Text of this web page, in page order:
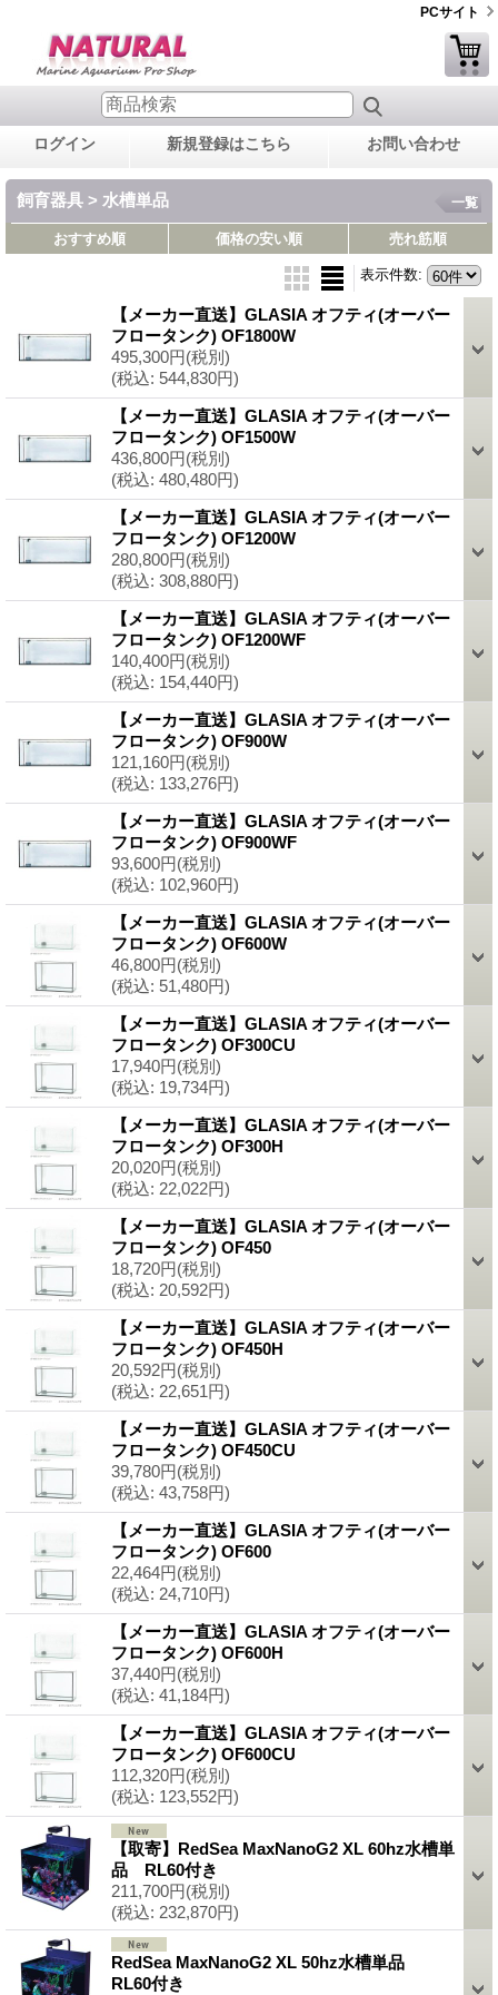
PCサイト
ログイン 新規登録はこちら お問い合わせ
飼育器具 > 水槽単品 一覧
おすすめ順 価格の安い順 売れ筋順
表示件数:
【メーカー直送】GLASIA オフティ(オーバー
フロータンク) OF1800W
495,300円(税別)
(税込: 544,830円)
【メーカー直送】GLASIA オフティ(オーバー
フロータンク) OF1500W
436,800円(税別)
(税込: 480,480円)
【メーカー直送】GLASIA オフティ(オーバー
フロータンク) OF1200W
280,800円(税別)
(税込: 308,880円)
【メーカー直送】GLASIA オフティ(オーバー
フロータンク) OF1200WF
140,400円(税別)
(税込: 154,440円)
【メーカー直送】GLASIA オフティ(オーバー
フロータンク) OF900W
121,160円(税別)
(税込: 133,276円)
【メーカー直送】GLASIA オフティ(オーバー
フロータンク) OF900WF
93,600円(税別)
(税込: 102,960円)
【メーカー直送】GLASIA オフティ(オーバー
フロータンク) OF600W
46,800円(税別)
(税込: 51,480円)
【メーカー直送】GLASIA オフティ(オーバー
フロータンク) OF300CU
17,940円(税別)
(税込: 19,734円)
【メーカー直送】GLASIA オフティ(オーバー
フロータンク) OF300H
20,020円(税別)
(税込: 22,022円)
【メーカー直送】GLASIA オフティ(オーバー
フロータンク) OF450
18,720円(税別)
(税込: 20,592円)
【メーカー直送】GLASIA オフティ(オーバー
フロータンク) OF450H
20,592円(税別)
(税込: 22,651円)
【メーカー直送】GLASIA オフティ(オーバー
フロータンク) OF450CU
39,780円(税別)
(税込: 43,758円)
【メーカー直送】GLASIA オフティ(オーバー
フロータンク) OF600
22,464円(税別)
(税込: 24,710円)
【メーカー直送】GLASIA オフティ(オーバー
フロータンク) OF600H
37,440円(税別)
(税込: 41,184円)
【メーカー直送】GLASIA オフティ(オーバー
フロータンク) OF600CU
112,320円(税別)
(税込: 123,552円)
【取寄】RedSea MaxNanoG2 XL 60hz水槽単
品 RL60付き
211,700円(税別)
(税込: 232,870円)
RedSea MaxNanoG2 XL 50hz水槽単品
RL60付き